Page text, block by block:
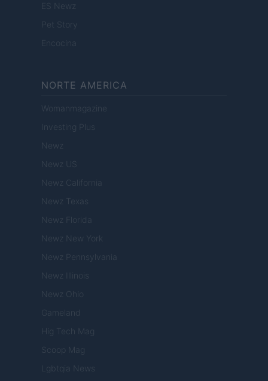
ES Newz
Pet Story
Encocina
NORTE AMERICA
Womanmagazine
Investing Plus
Newz
Newz US
Newz California
Newz Texas
Newz Florida
Newz New York
Newz Pennsylvania
Newz Illinois
Newz Ohio
Gameland
Hig Tech Mag
Scoop Mag
Lgbtqia News